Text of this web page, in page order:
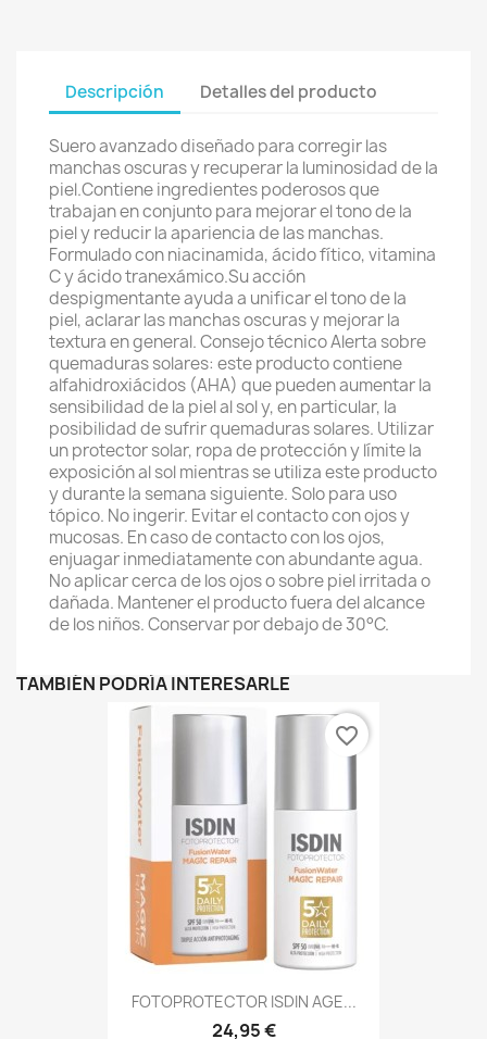
Descripción Detalles del producto
Suero avanzado diseñado para corregir las
manchas oscuras y recuperar la luminosidad de la
piel.Contiene ingredientes poderosos que
trabajan en conjunto para mejorar el tono de la
piel y reducir la apariencia de las manchas.
Formulado con niacinamida, ácido fítico, vitamina
C y ácido tranexámico.Su acción
despigmentante ayuda a unificar el tono de la
piel, aclarar las manchas oscuras y mejorar la
textura en general. Consejo técnico Alerta sobre
quemaduras solares: este producto contiene
alfahidroxiácidos (AHA) que pueden aumentar la
sensibilidad de la piel al sol y, en particular, la
posibilidad de sufrir quemaduras solares. Utilizar
un protector solar, ropa de protección y límite la
exposición al sol mientras se utiliza este producto
y durante la semana siguiente. Solo para uso
tópico. No ingerir. Evitar el contacto con ojos y
mucosas. En caso de contacto con los ojos,
enjuagar inmediatamente con abundante agua.
No aplicar cerca de los ojos o sobre piel irritada o
dañada. Mantener el producto fuera del alcance
de los niños. Conservar por debajo de 30°C.
TAMBIÉN PODRÍA INTERESARLE
FOTOPROTECTOR ISDIN AGE...
24,95 €
favorite_border